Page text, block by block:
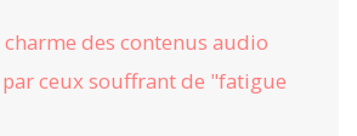
charme des contenus audio
ceux souffrant de "fatigue